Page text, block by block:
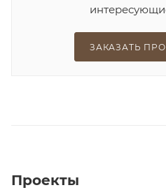
ЗАКАЗАТЬ
Проекты